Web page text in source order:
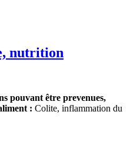
nutrition
pouvant être prevenues,
: Colite, inflammation du